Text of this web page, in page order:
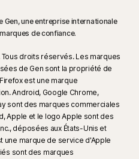
une entreprise internationale
de confiance.​
droits réservés. Les marques
de Gen sont la propriété de
est une marque
Android, Google Chrome,
sont des marques commerciales
Apple et le logo Apple sont des
déposées aux États-Unis et
une marque de service d'Apple
sont des marques